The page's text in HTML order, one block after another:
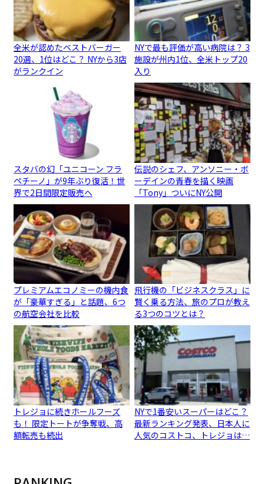
全米が認めたベストバーガー
20選、1位はどこ？ NYから3店
がランクイン
NYで最も評価が高い病院は？ 3
施設が州内1位、全米トップ20
入り
スタバの幻「ユニコーン フラ
ペチーノ」が9年ぶり復活！世
界で2日間限定販売へ
伝説のシェフ、アンソニー・ボ
ーデインの青春を描く映画
「Tony」ついにNY公開
プレミアムエコノミーの機内食
が「豪華すぎる」と話題、6つ
の航空会社を比較
飛行機の「ビジネスクラス」に
賢く乗る方法、旅のプロが教え
る3つのコツとは？
トレジョに続きホールフーズ
も！ 限定トートが争奪戦、高
額転売も続出
NYで1番安いスーパーはどこ？
最新ランキング発表、日本人に
人気のコストコ、トレジョは…